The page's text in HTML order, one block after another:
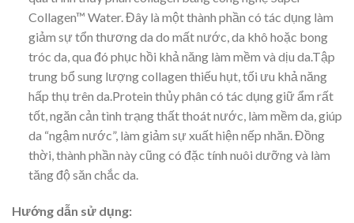
Collagen™ Water. Đây là một thành phần có tác dụng làm
giảm sự tổn thương da do mất nước, da khô hoặc bong
tróc da, qua đó phục hồi khả năng làm mềm và dịu da.Tập
trung bổ sung lượng collagen thiếu hụt, tối ưu khả năng
hấp thụ trên da.Protein thủy phân có tác dụng giữ ẩm rất
tốt, ngăn cản tình trạng thất thoát nước, làm mềm da, giúp
da “ngậm nước”, làm giảm sự xuất hiện nếp nhăn. Đồng
thời, thành phần này cũng có đặc tính nuôi dưỡng và làm
tăng độ săn chắc da.
Hướng dẫn sử dụng: